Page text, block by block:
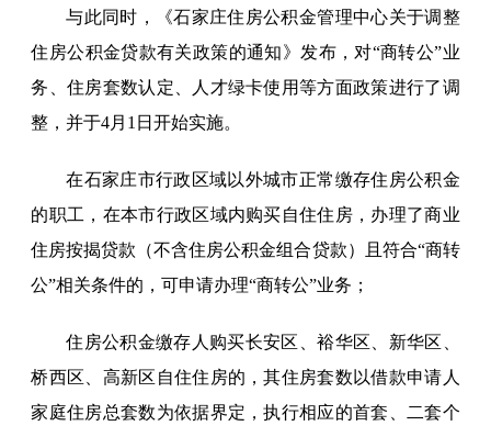
与此同时，《石家庄住房公积金管理中心关于调整
住房公积金贷款有关政策的通知》发布，对“商转公”业
务、住房套数认定、人才绿卡使用等方面政策进行了调
整，并于4月1日开始实施。
在石家庄市行政区域以外城市正常缴存住房公积金
的职工，在本市行政区域内购买自住住房，办理了商业
住房按揭贷款（不含住房公积金组合贷款）且符合“商转
公”相关条件的，可申请办理“商转公”业务；
住房公积金缴存人购买长安区、裕华区、新华区、
桥西区、高新区自住住房的，其住房套数以借款申请人
家庭住房总套数为依据界定，执行相应的首套、二套个